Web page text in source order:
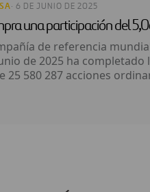
· 6 DE JUNIO DE 2025
una participación del
de referencia
de 2025 ha
25 580 287 acciones